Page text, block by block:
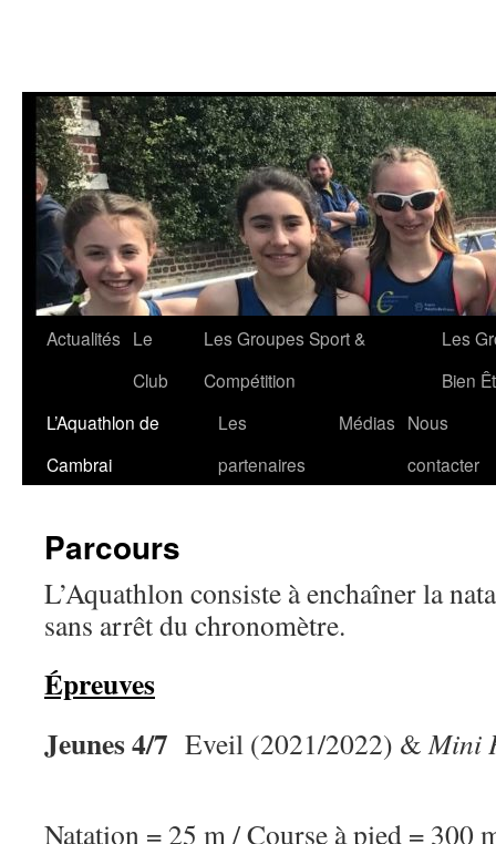
Aller
contenu
Actualités Le
Club
Les Groupes Sport &
Compétition
Les
Bien
L’Aquathlon de
Cambrai
Les
partenaires
Médias Nous
contacter
Parcours
L’Aquathlon consiste à enchaîner la
sans arrêt du chronomètre.
Épreuves
Jeunes 4/7 Eveil (2021/2022) &Mini
Natation = 25 m / Course à pied = 300